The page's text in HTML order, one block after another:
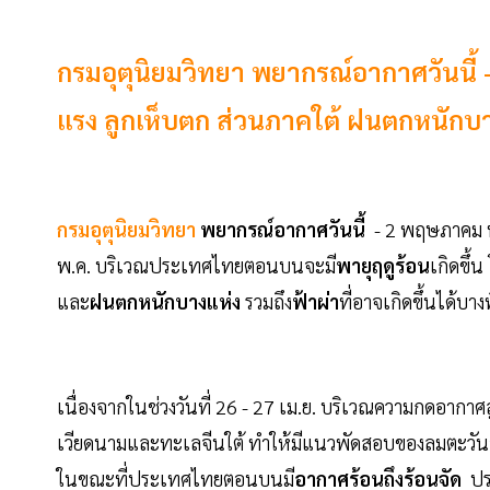
กรมอุตุนิยมวิทยา พยากรณ์อากาศวันนี้
แรง ลูกเห็บตก ส่วนภาคใต้ ฝนตกหนักบ
กรมอุตุนิยมวิทยา พยากรณ์อากาศวันนี้ - 2 พฤษภาคม
พ.ค. บริเวณประเทศไทยตอนบนจะมีพายุฤดูร้อนเกิดขึ้
และฝนตกหนักบางแห่ง รวมถึงฟ้าผ่าที่อาจเกิดขึ้นได้บา
เนื่องจากในช่วงวันที่ 26 - 27 เม.ย. บริเวณความกดอาก
เวียดนามและทะเลจีนใต้ ทำให้มีแนวพัดสอบของลมตะ
ในขณะที่ประเทศไทยตอนบนมีอากาศร้อนถึงร้อนจัด ป